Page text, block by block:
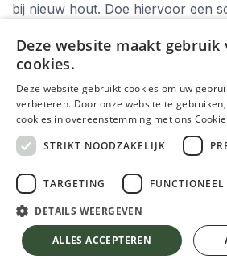
bij nieuw hout. Doe hiervoor een
Een primer
nodig.
Voorkleuren
van het hout kan
je echt de kleur van het hout wil
watergedragen
'precolour' van
vrij gelijkmatig voorkleuren
beschermlaag aan te brengen.
Deze website maakt gebruik
cookies.
Deze website gebruikt cookies om uw
verbeteren. Door onze website te
cookies in overeenstemming met ons
STRIKT NOODZAKELIJK
TARGETING FUNCTIONEEL
DETAILS WEERGEVEN
ALLES ACCEPTEREN